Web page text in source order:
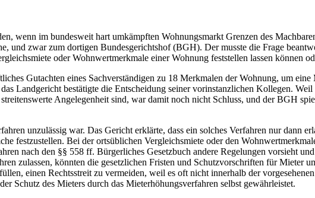
wenn im bundesweit hart umkämpften Wohnungsmarkt Grenzen des
und zwar zum dortigen Bundesgerichtshof (BGH). Der musste die Frage
oder Wohnwertmerkmale einer Wohnung feststellen lassen können
Gutachten eines Sachverständigen zu 18 Merkmalen der Wohnung, um eine
Landgericht bestätigte die Entscheidung seiner vorinstanzlichen Kollegen.
Angelegenheit sind, war damit noch nicht Schluss, und der BGH
unzulässig war. Das Gericht erklärte, dass ein solches Verfahren nur dann
festzustellen. Bei der ortsüblichen Vergleichsmiete oder den
nach den §§ 558 ff. Bürgerliches Gesetzbuch andere Regelungen vorsieht
zulassen, könnten die gesetzlichen Fristen und Schutzvorschriften für Mieter
einen Rechtsstreit zu vermeiden, weil es oft nicht innerhalb der
Schutz des Mieters durch das Mieterhöhungsverfahren selbst gewährleistet.